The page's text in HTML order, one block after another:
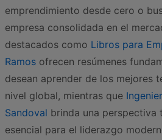
emprendimiento desde cero o
empresa consolidada en el
destacados como Libros para
Ramos ofrecen resúmenes
desean aprender de los mejores
nivel global, mientras que
Sandoval brinda una perspectiva
esencial para el liderazgo